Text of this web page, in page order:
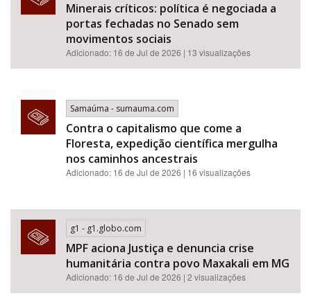
Minerais críticos: política é negociada a
portas fechadas no Senado sem
movimentos sociais
Adicionado: 16 de Jul de 2026 | 13 visualizações
Samaúma - sumauma.com
Contra o capitalismo que come a
Floresta, expedição científica mergulha
nos caminhos ancestrais
Adicionado: 16 de Jul de 2026 | 16 visualizações
g1 - g1.globo.com
MPF aciona Justiça e denuncia crise
humanitária contra povo Maxakali em MG
Adicionado: 16 de Jul de 2026 | 2 visualizações